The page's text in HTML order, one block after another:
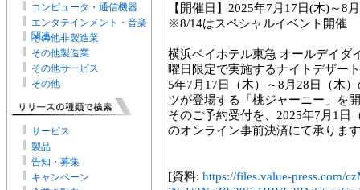
コンピュータ・通信機器
エンタテインメント・音楽
関連
その他非製造業
その他製造業
その他サービス
その他
サービス
製品
告知・募集
キャンペーン
【開催日】2025年7月17日(木)～
※8/14はスペシャルイベント開催
横浜ベイホテル東急 オールデイダ
曜日限定で実施するナイトデザー
5年7月17日（木）～8月28日（木
ツが登場する「桃ジャーニー」を
そのご予約受付を、2025年7月1日
のオンライン事前決済にて承りま
[資料: https://files.value-press.com/